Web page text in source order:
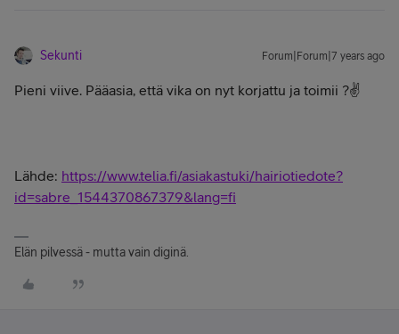
Sekunti Forum|Forum|7 years ago
Pieni viive. Pääasia, että vika on nyt korjattu ja toimii ?✌
Lähde: https://www.telia.fi/asiakastuki/hairiotiedote?
id=sabre_1544370867379&lang=fi
Elän pilvessä - mutta vain diginä.